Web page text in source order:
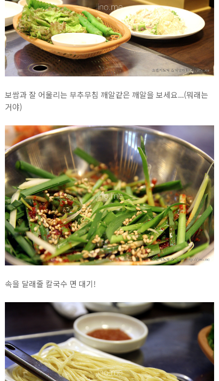
보쌈과 잘 어울리는 부추무침 깨알같은 깨알을 보세요...(뭐래는
거야)
속을 달래줄 칼국수 면 대기!